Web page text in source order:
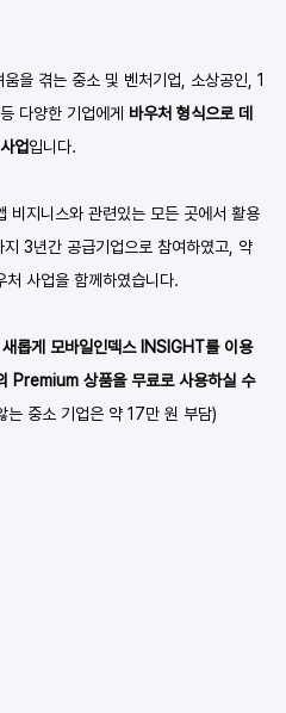
을 겪는 중소 및 벤처기업, 소상공인, 1
다양한 기업에게 바우처 형식으로 데
업입니다.
지니스와 관련있는 모든 곳에서 활용
3년간 공급기업으로 참여하였고, 약
사업을 함께하였습니다.
롭게 모바일인덱스 INSIGHT를 이용
Premium 상품을 무료로 사용하실 수
는 중소 기업은 약 17만 원 부담)